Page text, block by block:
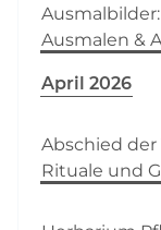
Ausmalen &
April 2026
Abschied der
Rituale und